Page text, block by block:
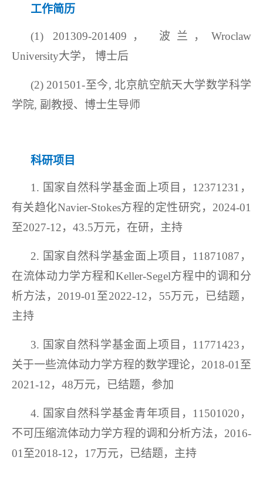
工作简历
(1) 201309-201409， 波兰，Wroclaw
University大学， 博士后
(2) 201501-至今, 北京航空航天大学数学科学
学院, 副教授、博士生导师
科研项目
1. 国家自然科学基金面上项目，12371231，
有关趋化Navier-Stokes方程的定性研究，2024-01
至2027-12，43.5万元，在研，主持
2. 国家自然科学基金面上项目， 11871087，
在流体动力学方程和Keller-Segel方程中的调和分
析方法，2019-01至2022-12，55万元， 已结题 ，
主持
3. 国家自然科学基金面上项目， 11771423，
关于一些流体动力学方程的数学理论，2018-01至
2021-12，48万元， 已结题，参加
4. 国家自然科学基金青年项目， 11501020，
不可压缩流体动力学方程的调和分析方法，2016-
01至2018-12，17万元，已结题，主持